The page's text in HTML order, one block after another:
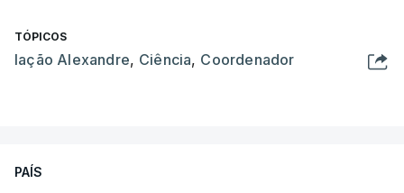
TÓPICOS
Iação Alexandre, Ciência, Coordenador
PAÍS